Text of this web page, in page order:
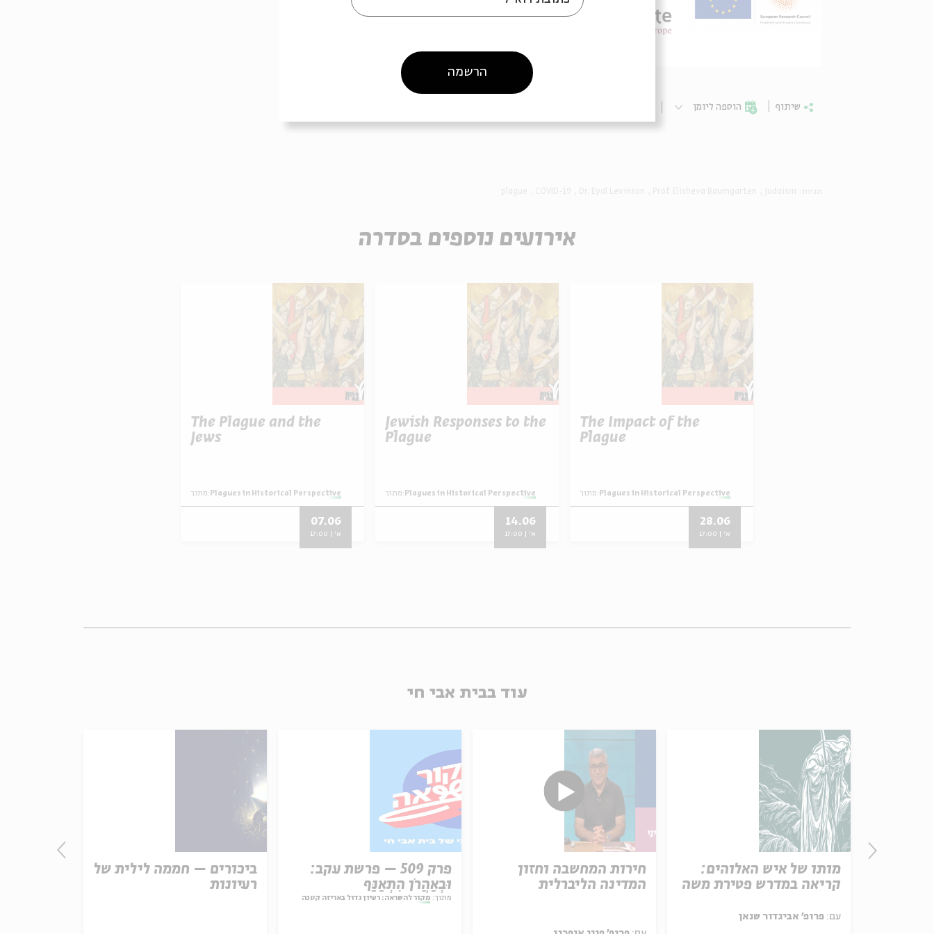
שיתוף הוספה ליומן
אירועים נוספים בסדרה
The Impact of the
Plague
מתוך: Plagues in Historical Perspective
28.06
א' | 17:00
Jewish Responses to the
Plague
מתוך: Plagues in Historical Perspective
14.06
א' | 17:00
The Plague and the
Jews
מתוך: Plagues in Historical Perspective
07.06
א' | 17:00
עוד בבית אבי חי
ביכורים – חממה לילית של
רעיונות
פרק 509 – פרשת עקב:
וּבְאַהֲרֹן הִתְאַנַּף
מתוך: מקור להשראה: רעיון גדול באריזה קטנה
חירות המחשבה וחזון
המדינה הליברלית
מותו של איש האלוהים:
קריאה במדרש פטירת משה
עם:
הרשמה